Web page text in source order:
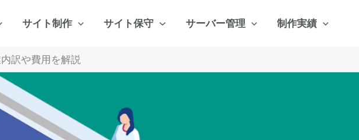
サイト制作 サイト保守 サーバー管理 制作実績
訳や費用を解説